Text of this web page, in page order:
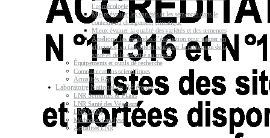
l’agroécologie
Mieux évaluer les variétés et les semences dans le
contexte du changement climatique
Mieux évaluer la qualité des variétés et des semences
Améliorer les méthodes d’évaluation pour gagner en
efficience, en fiabilité et renforcer la protection de la
santé et de la sécurité au travail
Équipements et outils de recherche
Communications scientifiques
Actualités R&D
Laboratoire National de Référence
LNR Semences & Plants
LNR Santé des Végétaux
LNR OGM
Méthodes d’analyse
Actualités LNR